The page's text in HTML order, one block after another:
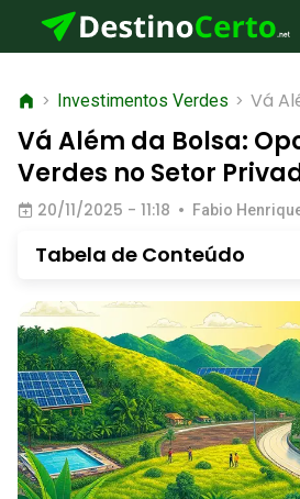
> Investimentos Verdes > Vá
Vá Além da Bolsa:
Verdes no Setor
20/11/2025 - 11:18 • Fabio
Tabela de Conteúdo